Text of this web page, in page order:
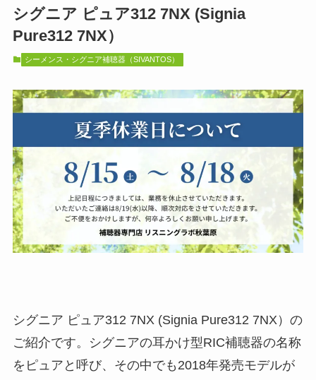
シグニア ピュア312 7NX (Signia
Pure312 7NX）
シーメンス・シグニア補聴器（SIVANTOS）
シグニア ピュア312 7NX (Signia Pure312 7NX）の
ご紹介です。シグニアの耳かけ型RIC補聴器の名称
をピュアと呼び、その中でも2018年発売モデルが